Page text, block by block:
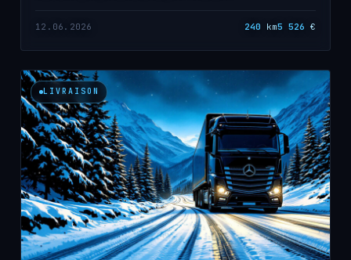
12.06.2026 240 km5 526 €
LIVRAISON